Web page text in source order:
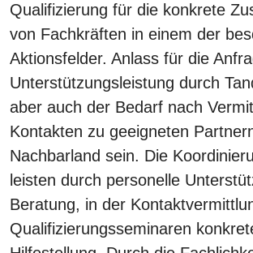
Qualifizierung für die konkrete
von Fachkräften in einem der
Aktionsfelder. Anlass für die
Unterstützungsleistung durch
aber auch der Bedarf nach
Kontakten zu geeigneten
Nachbarland sein. Die
leisten durch personelle
Beratung, in der
Qualifizierungsseminaren